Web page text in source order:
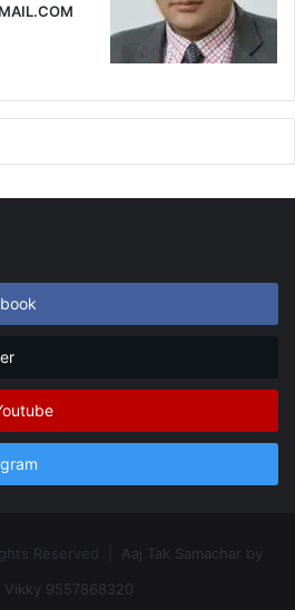
Reserved | Aaj Tak Samachar by
Vikky 9557868320